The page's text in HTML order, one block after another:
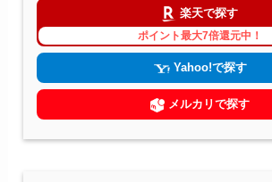
楽天で探す
ポイント最大7倍還元中！
Yahoo!で探す
メルカリで探す